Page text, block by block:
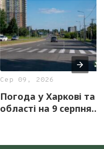
Сер 09, 2026
Погода у Харкові та
області на 9 серпня